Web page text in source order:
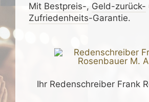
Mit Bestpreis-, Geld-zurück-
Zufrieden­­heits-Garantie.
Ihr Redenschreiber Frank